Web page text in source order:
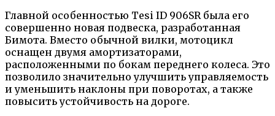
Главной особенностью Tesi ID 906SR была его
совершенно новая подвеска, разработанная
Бимота. Вместо обычной вилки, мотоцикл
оснащен двумя амортизаторами,
расположенными по бокам переднего колеса. Это
позволило значительно улучшить управляемость
и уменьшить наклоны при поворотах, а также
повысить устойчивость на дороге.